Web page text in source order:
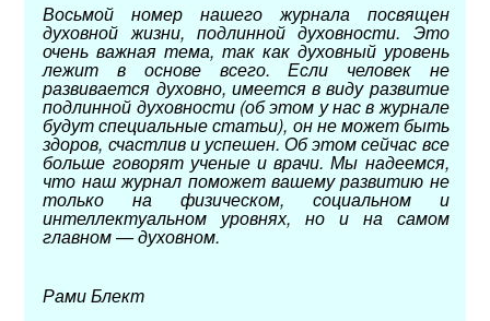
Восьмой номер нашего журнала посвящен
духовной жизни, подлинной духовности. Это
очень важная тема, так как духовный уровень
лежит в основе всего. Если человек не
развивается духовно, имеется в виду развитие
подлинной духовности (об этом у нас в журнале
будут специальные статьи), он не может быть
здоров, счастлив и успешен. Об этом сейчас все
больше говорят ученые и врачи. Мы надеемся,
что наш журнал поможет вашему развитию не
только на физическом, социальном и
интеллектуальном уровнях, но и на самом
главном — духовном.
Рами Блект